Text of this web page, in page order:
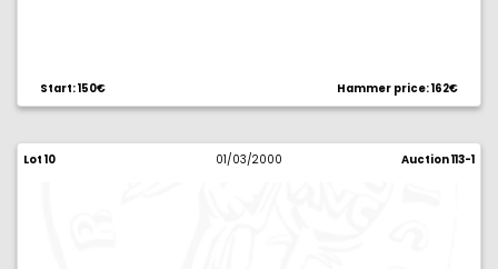
Start: 150€ Hammer price: 162€
Lot 10 01/03/2000 Auction 113-1